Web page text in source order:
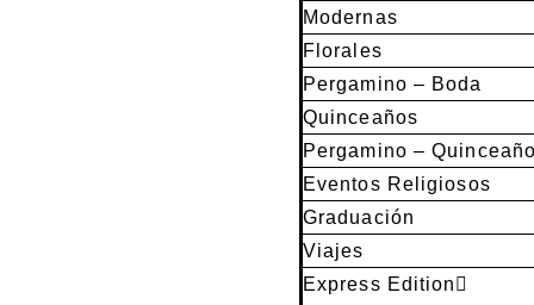
Modernas
Florales
Pergamino – Boda
Quinceaños
Pergamino –
Eventos Religiosos
Graduación
Viajes
Express Edition